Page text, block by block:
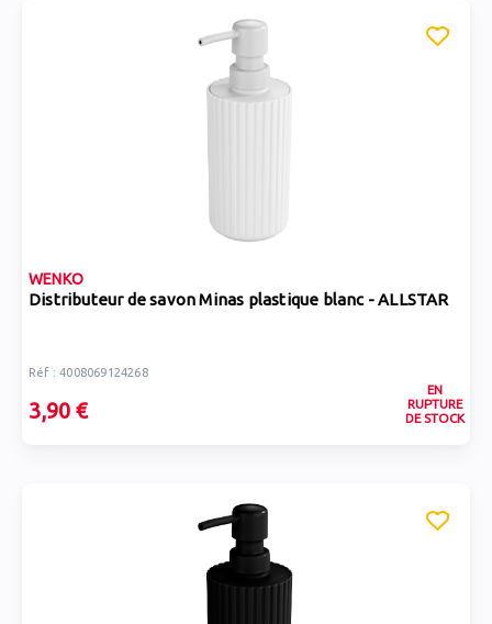
WENKO
Distributeur de savon Minas plastique blanc - ALLSTAR
Réf : 4008069124268
3,90 €
EN
RUPTURE
DE STOCK